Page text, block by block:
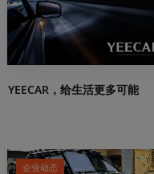
YEECAR，给生活更多可能
企业动态